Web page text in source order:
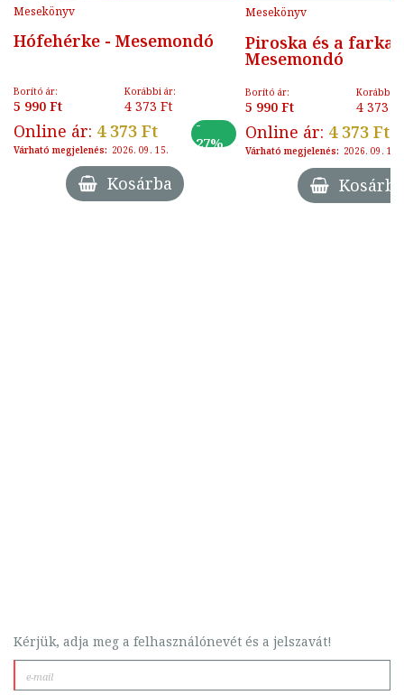
Mesekönyv
Hófehérke - Mesemondó
Borító ár:
5 990 Ft
Korábbi ár:
4 373 Ft
Online ár: 4 373 Ft
-
27%
Várható megjelenés: 2026. 09. 15.
Kosárba
Mesekönyv
Piroska és a
Mesemondó
Borító ár:
5 990 Ft
Korábbi
4 373 Ft
Online ár: 4 373 Ft
Várható megjelenés: 2026. 09. 15.
Kosárba
Kérjük, adja meg a felhasználónevét és a jelszavát!